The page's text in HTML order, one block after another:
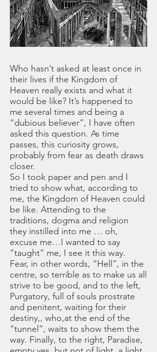
Who hasn’t asked at least once in
their lives if the Kingdom of
Heaven really exists and what it
would be like? It’s happened to
me several times and being a
“dubious believer”, I have often
asked this question. As time
passes, this curiosity grows,
probably from fear as death draws
closer.
So I took paper and pen and I
tried to show what, according to
me, the Kingdom of Heaven could
be like. Attending to the
traditions, dogma and religion
they instilled into me … oh,
excuse me…I wanted to say
“taught” me, I see it this way.
Fear, in other words, “Hell”, in the
centre, so terrible as to make us all
strive to be good, and to the left,
Purgatory, full of souls prostrate
and penitent, waiting for their
destiny,, who,at the end of the
“tunnel”, waits to show them the
way. Finally, to the right, Paradise,